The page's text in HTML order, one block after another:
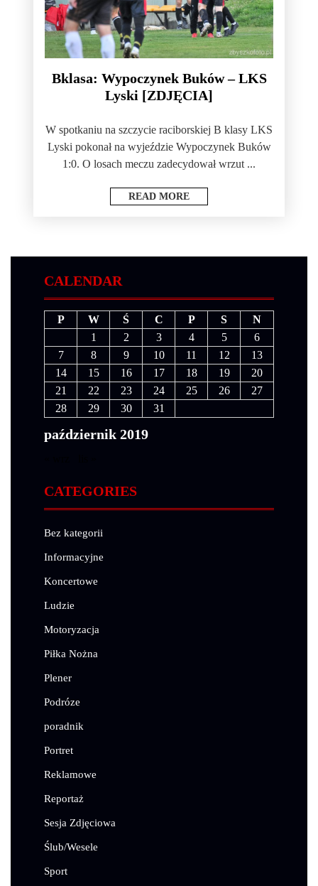
Bklasa: Wypoczynek Buków – LKS
Lyski [ZDJĘCIA]
W spotkaniu na szczycie raciborskiej B klasy LKS
Lyski pokonał na wyjeździe Wypoczynek Buków
1:0. O losach meczu zadecydował wrzut ...
READ MORE
CALENDAR
październik 2019
P W Ś C P S
N
1
2 3 4 5
6
7
8 9 10 11 12
13
14
15 16 17 18 19
20
21
22 23 24 25 26
27
28
29 30 31
CATEGORIES
Bez kategorii
Informacyjne
Koncertowe
Ludzie
Motoryzacja
Piłka Nożna
Plener
Podróze
poradnik
Portret
Reklamowe
Reportaż
Sesja Zdjęciowa
Ślub/Wesele
Sport